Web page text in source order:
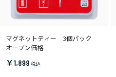
マグネットティー 3個パック
オープン価格
￥1,899